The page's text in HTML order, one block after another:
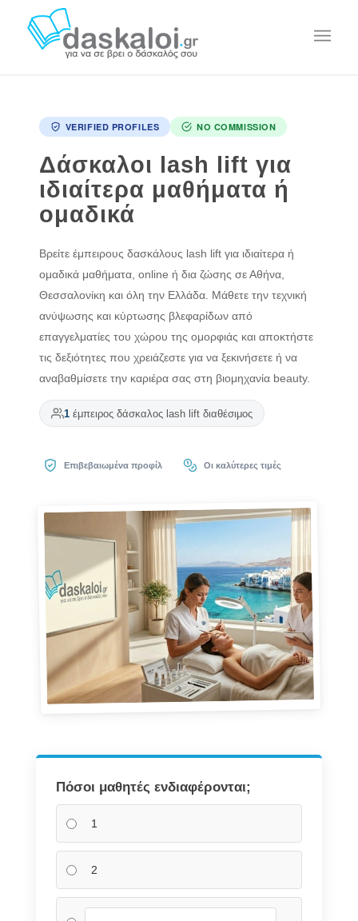
VERIFIED PROFILES NO COMMISSION
Δάσκαλοι lash lift για
ιδιαίτερα μαθήματα ή
ομαδικά
Βρείτε έμπειρους δασκάλους lash lift για ιδιαίτερα ή
ομαδικά μαθήματα, online ή δια ζώσης σε Αθήνα,
Θεσσαλονίκη και όλη την Ελλάδα. Μάθετε την τεχνική
ανύψωσης και κύρτωσης βλεφαρίδων από
επαγγελματίες του χώρου της ομορφιάς και αποκτήστε
τις δεξιότητες που χρειάζεστε για να ξεκινήσετε ή να
αναβαθμίσετε την καριέρα σας στη βιομηχανία beauty.
1έμπειρος δάσκαλος lash lift διαθέσιμος
Επιβεβαιωμένα προφίλ Οι καλύτερες τιμές
Πόσοι μαθητές ενδιαφέρονται;
1
2